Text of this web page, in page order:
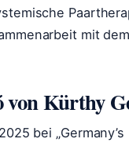
mit
Kürthy
bei